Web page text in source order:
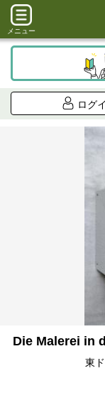
メニュー
ログ
Die Malerei in
東